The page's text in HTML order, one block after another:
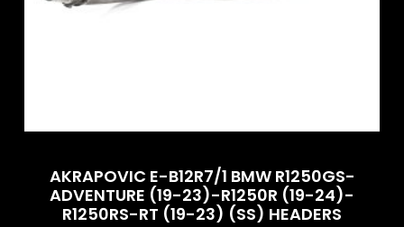
AKRAPOVIC E-B12R7/1 BMW R1250GS-
ADVENTURE (19-23)-R1250R (19-24)-
R1250RS-RT (19-23) (SS) HEADERS